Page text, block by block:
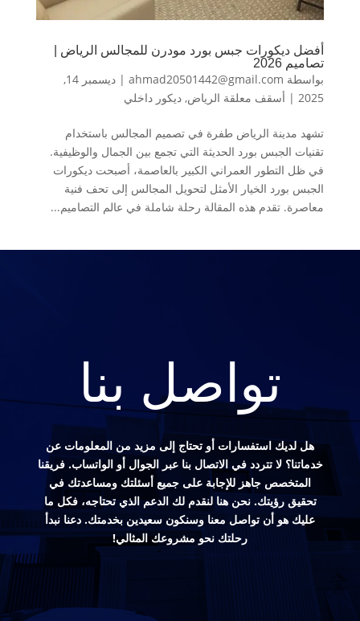
أفضل ديكورات جبس بورد مودرن للمجالس الرياض |
تصاميم 2026
بواسطة ahmad20501442@gmail.com
|
ديسمبر 14,
2025
| أسقف معلقة الرياض, ديكور داخلي
تشهد مدينة الرياض طفرة في تصميم المجالس باستخدام
تقنيات الجبس بورد الحديثة التي تجمع بين الجمال والوظيفية.
في ظل التطور العمراني الكبير بالعاصمة، أصبحت ديكورات
الجبس بورد الخيار الأمثل لتحويل المجالس إلى تحف فنية
معاصرة. تقدم هذه المقالة رحلة شاملة في عالم التصاميم...
تواصل بنا
هل لديك استفسارات أو تحتاج إلى مزيد من المعلومات عن
خدماتنا؟ لا تتردد في الاتصال بنا عبر الجوال أو الواتساب. فريقنا
المتخصص جاهز للإجابة على جميع أسئلتك ومساعدتك في
تحقيق رؤيتك. نحن هنا لنقدم لك الدعم الذي تحتاجه، فكل ما
عليك هو أن تواصل معنا وسنكون سعيدين بخدمتك. دعنا نبدأ
رحلتك نحو مشروعك المثالي!